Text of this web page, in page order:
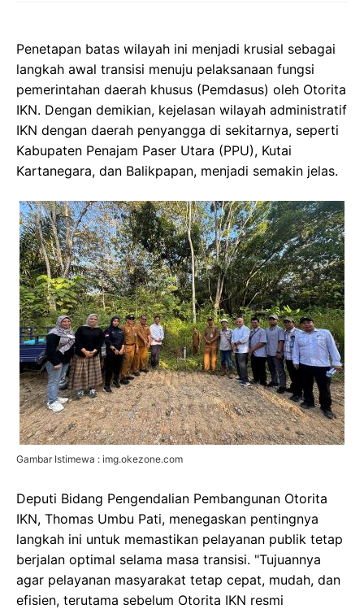
Penetapan batas wilayah ini menjadi krusial sebagai
langkah awal transisi menuju pelaksanaan fungsi
pemerintahan daerah khusus (Pemdasus) oleh Otorita
IKN. Dengan demikian, kejelasan wilayah administratif
IKN dengan daerah penyangga di sekitarnya, seperti
Kabupaten Penajam Paser Utara (PPU), Kutai
Kartanegara, dan Balikpapan, menjadi semakin jelas.
Gambar Istimewa : img.okezone.com
Deputi Bidang Pengendalian Pembangunan Otorita
IKN, Thomas Umbu Pati, menegaskan pentingnya
langkah ini untuk memastikan pelayanan publik tetap
berjalan optimal selama masa transisi. "Tujuannya
agar pelayanan masyarakat tetap cepat, mudah, dan
efisien, terutama sebelum Otorita IKN resmi